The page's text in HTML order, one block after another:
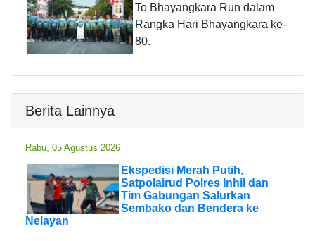
To Bhayangkara Run dalam
Rangka Hari Bhayangkara ke-
80.
Berita Lainnya
Rabu, 05 Agustus 2026
Ekspedisi Merah Putih,
Satpolairud Polres Inhil dan
Tim Gabungan Salurkan
Sembako dan Bendera ke
Nelayan